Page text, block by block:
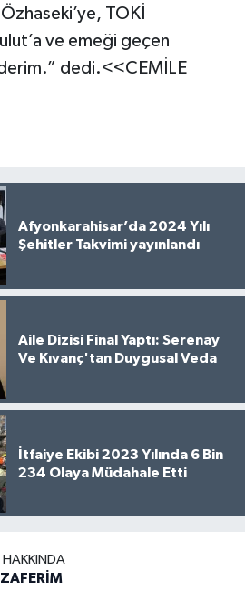
TOKİ
ve emeği geçen
dedi.<<CEMİLE
Afyonkarahisar’da 2024 Yılı
Şehitler Takvimi yayınlandı
Aile Dizisi Final Yaptı: Serenay
Ve Kıvanç'tan Duygusal Veda
İtfaiye Ekibi 2023 Yılında 6 Bin
234 Olaya Müdahale Etti
HAKKINDA